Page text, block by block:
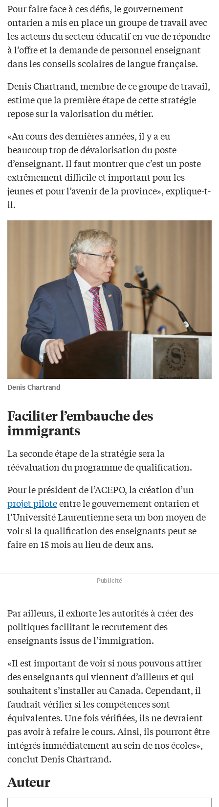
Pour faire face à ces défis, le gouvernement
ontarien a mis en place un groupe de travail avec
les acteurs du secteur éducatif en vue de répondre
à l’offre et la demande de personnel enseignant
dans les conseils scolaires de langue française.
Denis Chartrand, membre de ce groupe de travail,
estime que la première étape de cette stratégie
repose sur la valorisation du métier.
«Au cours des dernières années, il y a eu
beaucoup trop de dévalorisation du poste
d’enseignant. Il faut montrer que c’est un poste
extrêmement difficile et important pour les
jeunes et pour l’avenir de la province», explique-t-
il.
Denis Chartrand
Faciliter l’embauche des
immigrants
La seconde étape de la stratégie sera la
réévaluation du programme de qualification.
Pour le président de l’ACEPO, la création d’un
projet piloteentre le gouvernement ontarien et
l’Université Laurentienne sera un bon moyen de
voir si la qualification des enseignants peut se
faire en 15 mois au lieu de deux ans.
Publicité
Par ailleurs, il exhorte les autorités à créer des
politiques facilitant le recrutement des
enseignants issus de l’immigration.
«Il est important de voir si nous pouvons attirer
des enseignants qui viennent d’ailleurs et qui
souhaitent s’installer au Canada. Cependant, il
faudrait vérifier si les compétences sont
équivalentes. Une fois vérifiées, ils ne devraient
pas avoir à refaire le cours. Ainsi, ils pourront être
intégrés immédiatement au sein de nos écoles»,
conclut Denis Chartrand.
Auteur